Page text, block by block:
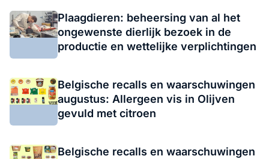
Plaagdieren: beheersing van al het
ongewenste dierlijk bezoek in de
productie en wettelijke verplichtingen
Belgische recalls en waarschuwingen
augustus: Allergeen vis in Olijven
gevuld met citroen
Belgische recalls en waarschuwingen